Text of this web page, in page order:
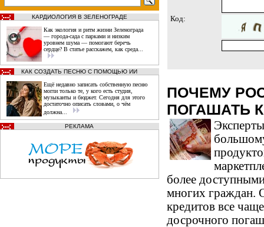
КАРДИОЛОГИЯ В ЗЕЛЕНОГРАДЕ
Как экология и ритм жизни Зеленограда
— города‑сада с парками и низким
уровнем шума — помогают беречь
сердце? В статье расскажем, как среда...
КАК СОЗДАТЬ ПЕСНЮ С ПОМОЩЬЮ ИИ
Ещё недавно записать собственную песню
могли только те, у кого есть студия,
музыканты и бюджет. Сегодня для этого
достаточно описать словами, о чём
должна...
РЕКЛАМА
Код:
ПОЧЕМУ
ПОГАШАТЬ
более
многих граждан.
кредитов все
досрочного